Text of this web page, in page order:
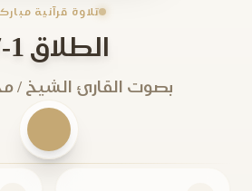
تلاوة قرآنية
الطلاق 1-7
بصوت القارئ الشيخ /